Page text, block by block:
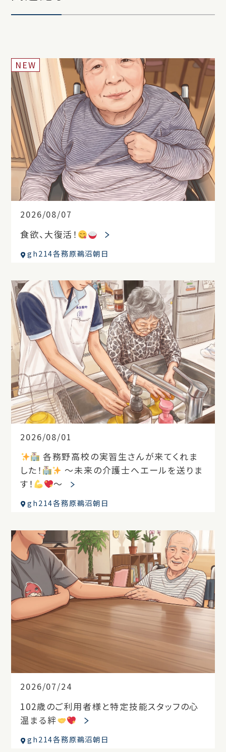
2026/08/07
NEW
食欲、大復活！
gh214各務原鵜沼朝日
2026/08/01
各務野高校の実習生さんが来てくれま
した！
～未来の介護士へエールを送りま
す！
～
gh214各務原鵜沼朝日
2026/07/24
102歳のご利用者様と特定技能スタッフの心
温まる絆
gh214各務原鵜沼朝日